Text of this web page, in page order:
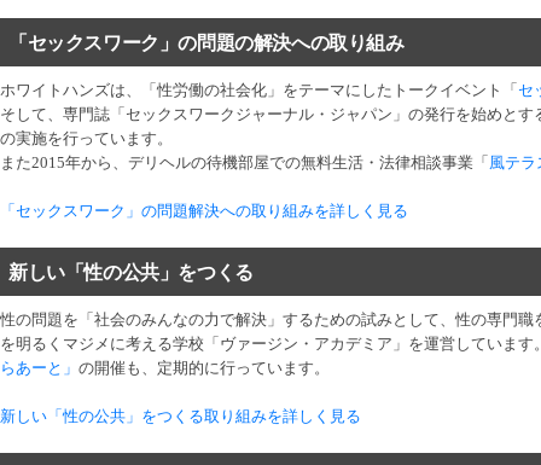
「セックスワーク」の問題の解決への取り組み
ホワイトハンズは、「性労働の社会化」をテーマにしたトークイベント「セ
そして、専門誌「セックスワークジャーナル・ジャパン」の発行を始めと
の実施を行っています。
また2015年から、デリヘルの待機部屋での無料生活・法律相談事業「風テラ
「セックスワーク」の問題解決への取り組みを詳しく見る
新しい「性の公共」をつくる
性の問題を「社会のみんなの力で解決」するための試みとして、性の専門
を明るくマジメに考える学校「ヴァージン・アカデミア」を運営していま
らあーと」 の開催も、定期的に行っています。
新しい「性の公共」をつくる取り組みを詳しく見る